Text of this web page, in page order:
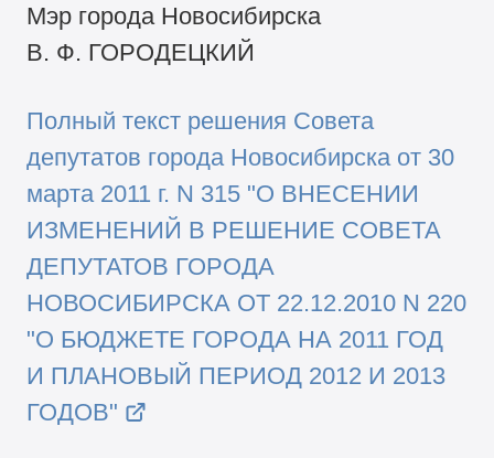
Мэр города Новосибирска
В. Ф. ГОРОДЕЦКИЙ
Полный текст решения Совета
депутатов города Новосибирска от 30
марта 2011 г. N 315 "О ВНЕСЕНИИ
ИЗМЕНЕНИЙ В РЕШЕНИЕ СОВЕТА
ДЕПУТАТОВ ГОРОДА
НОВОСИБИРСКА ОТ 22.12.2010 N 220
"О БЮДЖЕТЕ ГОРОДА НА 2011 ГОД
И ПЛАНОВЫЙ ПЕРИОД 2012 И 2013
ГОДОВ"